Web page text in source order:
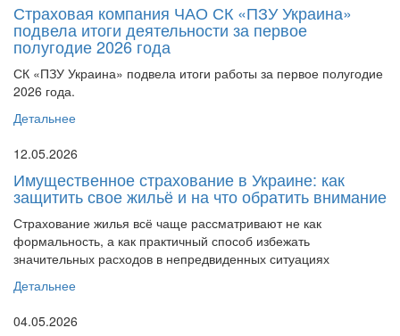
Страховая компания ЧАО СК «ПЗУ Украина»
подвела итоги деятельности за первое
полугодие 2026 года
СК «ПЗУ Украина» подвела итоги работы за первое полугодие
2026 года.
Детальнее
12.05.2026
Имущественное страхование в Украине: как
защитить свое жильё и на что обратить внимание
Страхование жилья всё чаще рассматривают не как
формальность, а как практичный способ избежать
значительных расходов в непредвиденных ситуациях
Детальнее
04.05.2026